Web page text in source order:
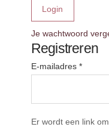
Login
Je wachtwoord
Registreren
E-mailadres *Vereist
Er wordt een link